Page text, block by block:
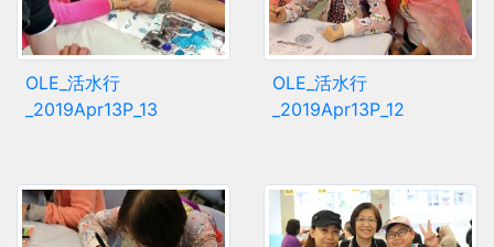
OLE_活水行
_2019Apr13P_13
OLE_活水行
_2019Apr13P_12